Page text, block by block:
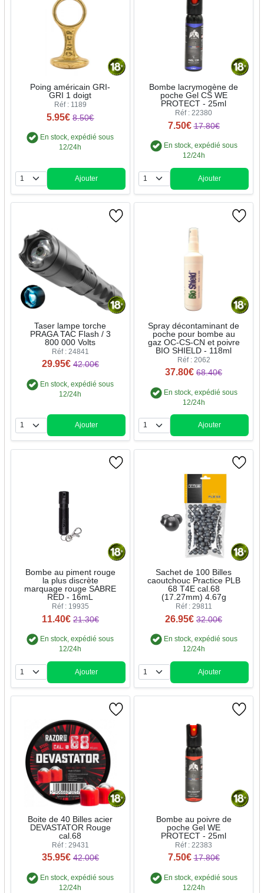
Poing américain GRI-
GRI 1 doigt
Réf : 1189
5.95€ 8.50€
En stock, expédié sous
12/24h
Quantité
Ajouter
Bombe lacrymogène de
poche Gel CS WE
PROTECT - 25ml
Réf : 22380
7.50€ 17.80€
En stock, expédié sous
12/24h
Quantité
Ajouter
Taser lampe torche
PRAGA TAC Flash / 3
800 000 Volts
Réf : 24841
29.95€ 42.00€
En stock, expédié sous
12/24h
Quantité
Ajouter
Spray décontaminant de
poche pour bombe au
gaz OC-CS-CN et poivre
BIO SHIELD - 118ml
Réf : 2062
37.80€ 68.40€
En stock, expédié sous
12/24h
Quantité
Ajouter
Bombe au piment rouge
la plus discrète
marquage rouge SABRE
RED - 16mL
Réf : 19935
11.40€ 21.30€
En stock, expédié sous
12/24h
Quantité
Ajouter
Sachet de 100 Billes
caoutchouc Practice PLB
68 T4E cal.68
(17.27mm) 4.67g
Réf : 29811
26.95€ 32.00€
En stock, expédié sous
12/24h
Quantité
Ajouter
Boite de 40 Billes acier
DEVASTATOR Rouge
cal.68
Réf : 29431
35.95€ 42.00€
En stock, expédié sous
12/24h
Bombe au poivre de
poche Gel WE
PROTECT - 25ml
Réf : 22383
7.50€ 17.80€
En stock, expédié sous
12/24h